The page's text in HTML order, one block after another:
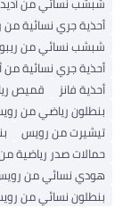
أحذية جري نسائية من
شبشب نسائي من
أحذية جري نسائية من
أحذية فانز
قميص
بنطلون رياضي من
تيشيرت من رويس
حمالات صدر رياضية
هودي نسائي من
بنطلون نسائي من